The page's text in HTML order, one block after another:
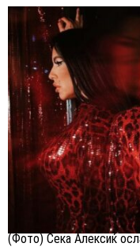
(Фото) Сека Алексиќ